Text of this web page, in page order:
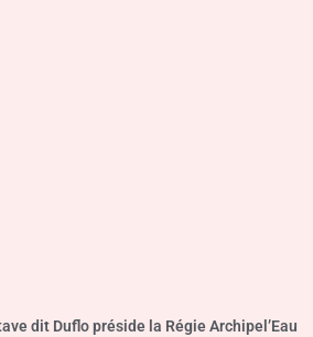
dit Duflo préside la Régie Archipel’Eau